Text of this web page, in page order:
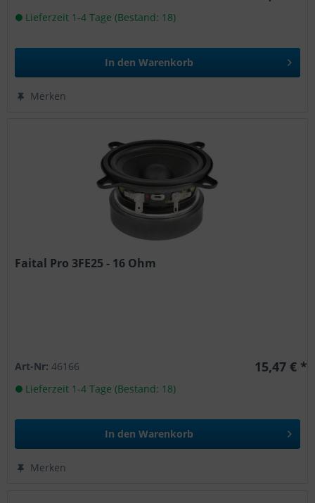
Lieferzeit 1-4 Tage (Bestand: 18)
In den Warenkorb
Merken
Faital Pro 3FE25 - 16 Ohm
Art-Nr:46166 15,47 € *
Lieferzeit 1-4 Tage (Bestand: 18)
In den Warenkorb
Merken